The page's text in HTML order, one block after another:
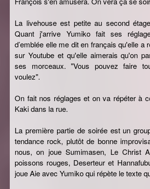
La livehouse est petite au second
Quant j'arrive Yumiko fait ses
d’emblée elle me dit en français qu'elle a
sur Youtube et qu'elle aimerais qu'on
ses morceaux. "Vous pouvez faire
voulez".
On fait nos réglages et on va répéter à
Kaki dans la rue.
La première partie de soirée est un
tendance rock, plutôt de bonne
nous, on joue Sumimasen, Le Christ
poissons rouges, Deserteur et
joue Aie avec Yumiko qui répète le texte